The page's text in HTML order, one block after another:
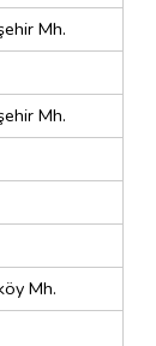
Mh.
Mh.
Mh.